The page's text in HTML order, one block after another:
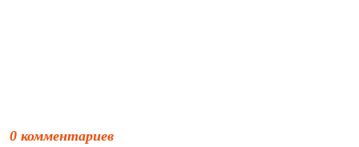
0 комментариев